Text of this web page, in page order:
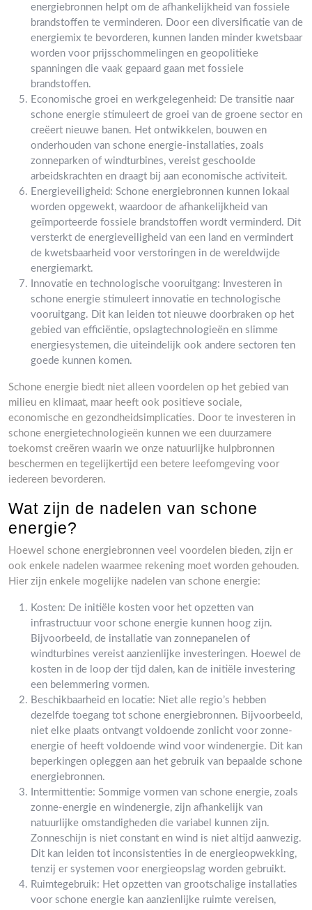
energiebronnen helpt om de afhankelijkheid van fossiele
brandstoffen te verminderen. Door een diversificatie van de
energiemix te bevorderen, kunnen landen minder kwetsbaar
worden voor prijsschommelingen en geopolitieke
spanningen die vaak gepaard gaan met fossiele
brandstoffen.
Economische groei en werkgelegenheid: De transitie naar
schone energie stimuleert de groei van de groene sector en
creëert nieuwe banen. Het ontwikkelen, bouwen en
onderhouden van schone energie-installaties, zoals
zonneparken of windturbines, vereist geschoolde
arbeidskrachten en draagt bij aan economische activiteit.
Energieveiligheid: Schone energiebronnen kunnen lokaal
worden opgewekt, waardoor de afhankelijkheid van
geïmporteerde fossiele brandstoffen wordt verminderd. Dit
versterkt de energieveiligheid van een land en vermindert
de kwetsbaarheid voor verstoringen in de wereldwijde
energiemarkt.
Innovatie en technologische vooruitgang: Investeren in
schone energie stimuleert innovatie en technologische
vooruitgang. Dit kan leiden tot nieuwe doorbraken op het
gebied van efficiëntie, opslagtechnologieën en slimme
energiesystemen, die uiteindelijk ook andere sectoren ten
goede kunnen komen.
Schone energie biedt niet alleen voordelen op het gebied van
milieu en klimaat, maar heeft ook positieve sociale,
economische en gezondheidsimplicaties. Door te investeren in
schone energietechnologieën kunnen we een duurzamere
toekomst creëren waarin we onze natuurlijke hulpbronnen
beschermen en tegelijkertijd een betere leefomgeving voor
iedereen bevorderen.
Wat zijn de nadelen van schone
energie?
Hoewel schone energiebronnen veel voordelen bieden, zijn er
ook enkele nadelen waarmee rekening moet worden gehouden.
Hier zijn enkele mogelijke nadelen van schone energie:
Kosten: De initiële kosten voor het opzetten van
infrastructuur voor schone energie kunnen hoog zijn.
Bijvoorbeeld, de installatie van zonnepanelen of
windturbines vereist aanzienlijke investeringen. Hoewel de
kosten in de loop der tijd dalen, kan de initiële investering
een belemmering vormen.
Beschikbaarheid en locatie: Niet alle regio’s hebben
dezelfde toegang tot schone energiebronnen. Bijvoorbeeld,
niet elke plaats ontvangt voldoende zonlicht voor zonne-
energie of heeft voldoende wind voor windenergie. Dit kan
beperkingen opleggen aan het gebruik van bepaalde schone
energiebronnen.
Intermittentie: Sommige vormen van schone energie, zoals
zonne-energie en windenergie, zijn afhankelijk van
natuurlijke omstandigheden die variabel kunnen zijn.
Zonneschijn is niet constant en wind is niet altijd aanwezig.
Dit kan leiden tot inconsistenties in de energieopwekking,
tenzij er systemen voor energieopslag worden gebruikt.
Ruimtegebruik: Het opzetten van grootschalige installaties
voor schone energie kan aanzienlijke ruimte vereisen,